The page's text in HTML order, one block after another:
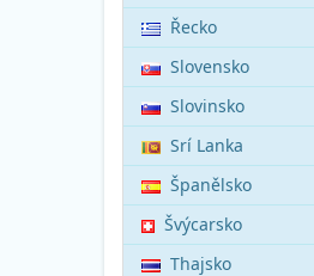
Řecko
Slovensko
Slovinsko
Srí Lanka
Španělsko
Švýcarsko
Thajsko